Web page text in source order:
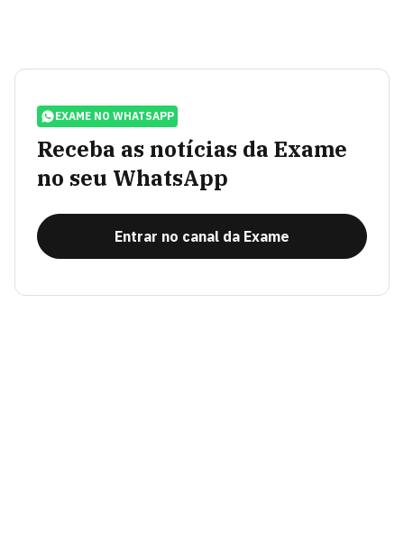
EXAME NO WHATSAPP
Receba as notícias da Exame
no seu WhatsApp
Entrar no canal da Exame